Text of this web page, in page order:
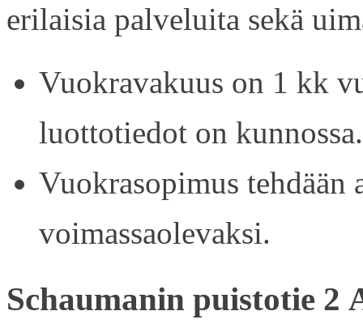
erilaisia palveluita sekä
Vuokravakuus on 1 kk
luottotiedot on kunnossa.
Vuokrasopimus tehdään
voimassaolevaksi.
Schaumanin puistotie 2